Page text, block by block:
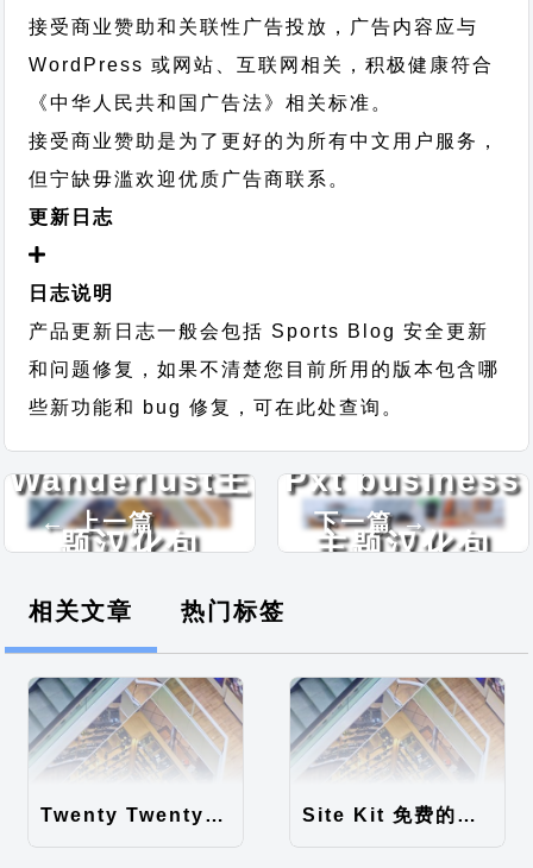
接受商业赞助和关联性广告投放，广告内容应与
WordPress 或网站、互联网相关，积极健康符合
《中华人民共和国广告法》相关标准。
接受商业赞助是为了更好的为所有中文用户服务，
但宁缺毋滥欢迎优质广告商联系。
更新日志
日志说明
产品更新日志一般会包括 Sports Blog 安全更新
和问题修复，如果不清楚您目前所用的版本包含哪
些新功能和 bug 修复，可在此处查询。
← 上一篇
Wanderlust主
题汉化包
下一篇 →
Pxt business
主题汉化包
相关文章 热门标签
Twenty Twenty-Five 免费的WordPress内容主题 Site Kit 免费的WordPress数据统计插件